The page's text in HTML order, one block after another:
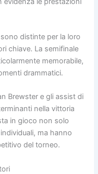
distinte per la loro
chiave. La semifinale
memorabile,
drammatici.
Brewster e gli assist di
nella vittoria
in gioco non solo
ma hanno
del torneo.